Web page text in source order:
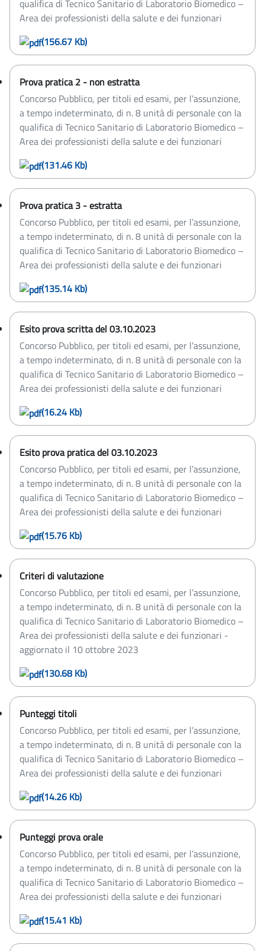
qualifica di Tecnico Sanitario di Laboratorio Biomedico –
Area dei professionisti della salute e dei funzionari
(156.67 Kb)
Prova pratica 2 - non estratta
Concorso Pubblico, per titoli ed esami, per l’assunzione,
a tempo indeterminato, di n. 8 unità di personale con la
qualifica di Tecnico Sanitario di Laboratorio Biomedico –
Area dei professionisti della salute e dei funzionari
(131.46 Kb)
Prova pratica 3 - estratta
Concorso Pubblico, per titoli ed esami, per l’assunzione,
a tempo indeterminato, di n. 8 unità di personale con la
qualifica di Tecnico Sanitario di Laboratorio Biomedico –
Area dei professionisti della salute e dei funzionari
(135.14 Kb)
Esito prova scritta del 03.10.2023
Concorso Pubblico, per titoli ed esami, per l’assunzione,
a tempo indeterminato, di n. 8 unità di personale con la
qualifica di Tecnico Sanitario di Laboratorio Biomedico –
Area dei professionisti della salute e dei funzionari
(16.24 Kb)
Esito prova pratica del 03.10.2023
Concorso Pubblico, per titoli ed esami, per l’assunzione,
a tempo indeterminato, di n. 8 unità di personale con la
qualifica di Tecnico Sanitario di Laboratorio Biomedico –
Area dei professionisti della salute e dei funzionari
(15.76 Kb)
Criteri di valutazione
Concorso Pubblico, per titoli ed esami, per l’assunzione,
a tempo indeterminato, di n. 8 unità di personale con la
qualifica di Tecnico Sanitario di Laboratorio Biomedico –
Area dei professionisti della salute e dei funzionari -
aggiornato il 10 ottobre 2023
(130.68 Kb)
Punteggi titoli
Concorso Pubblico, per titoli ed esami, per l’assunzione,
a tempo indeterminato, di n. 8 unità di personale con la
qualifica di Tecnico Sanitario di Laboratorio Biomedico –
Area dei professionisti della salute e dei funzionari
(14.26 Kb)
Punteggi prova orale
Concorso Pubblico, per titoli ed esami, per l’assunzione,
a tempo indeterminato, di n. 8 unità di personale con la
qualifica di Tecnico Sanitario di Laboratorio Biomedico –
Area dei professionisti della salute e dei funzionari
(15.41 Kb)